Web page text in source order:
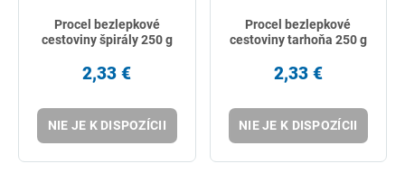
Procel bezlepkové
cestoviny špirály 250 g
2,33 €
NIE JE K DISPOZÍCII
Procel bezlepkové
cestoviny tarhoňa 250 g
2,33 €
NIE JE K DISPOZÍCII